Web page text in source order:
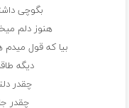
بگوچی
هنوز دلم
بیا که قول میدم
دیگه
چقدر
چقدر